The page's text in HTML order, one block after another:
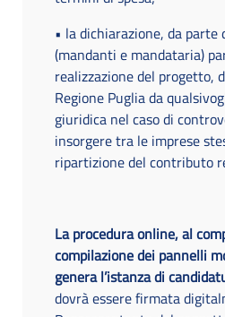
• la dichiarazione, da
(mandanti e mandataria)
realizzazione del progetto,
Regione Puglia da
giuridica nel caso di
insorgere tra le imprese
ripartizione del contributo
La procedura online, al
compilazione dei pannelli
genera l’istanza di
dovrà essere firmata